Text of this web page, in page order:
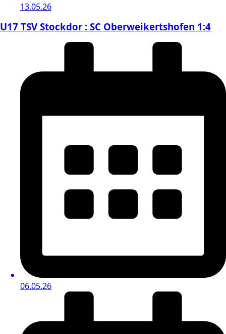
13.05.26
U17 TSV Stockdor : SC Oberweikertshofen 1:4
06.05.26